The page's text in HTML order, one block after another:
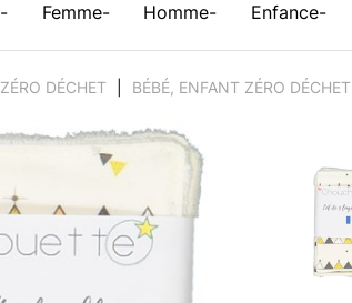
Femme Homme Enfance
ZÉRO DÉCHET BÉBÉ, ENFANT ZÉRO DÉCHET